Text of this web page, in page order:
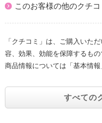
・心臓にペースメーカー
の各面から５ｃｍ以上ス
・ＡＣ充電を行う際は必
は必ず電源プラグをつな
源から切り離して行う。
・本製品は防塵・防水仕
このお客様の他のクチ
「クチコミ」は、ご購入いた
容、効果、効能を保障するもの
商品情報については「基本情報
すべての